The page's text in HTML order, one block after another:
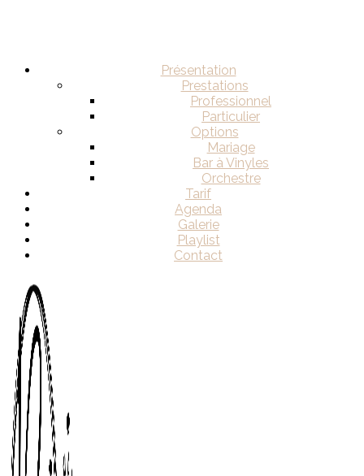
Présentation
Prestations
Professionnel
Particulier
Options
Mariage
Bar à Vinyles
Orchestre
Tarif
Agenda
Galerie
Playlist
Contact